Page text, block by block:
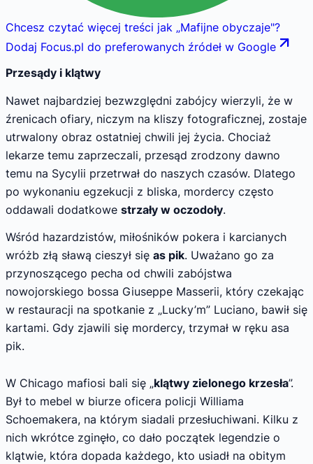
Chcesz czytać więcej treści jak „Mafijne obyczaje"?
Dodaj Focus.pl do preferowanych źródeł w Google
Przesądy i klątwy
Nawet najbardziej bezwzględni zabójcy wierzyli, że w
źrenicach ofiary, niczym na kliszy fotograficznej, zostaje
utrwalony obraz ostatniej chwili jej życia. Chociaż
lekarze temu zaprzeczali, przesąd zrodzony dawno
temu na Sycylii przetrwał do naszych czasów. Dlatego
po wykonaniu egzekucji z bliska, mordercy często
oddawali dodatkowe strzały w oczodoły.
Wśród hazardzistów, miłośników pokera i karcianych
wróżb złą sławą cieszył się as pik. Uważano go za
przynoszącego pecha od chwili zabójstwa
nowojorskiego bossa Giuseppe Masserii, który czekając
w restauracji na spotkanie z „Lucky’m” Luciano, bawił się
kartami. Gdy zjawili się mordercy, trzymał w ręku asa
pik.
W Chicago mafiosi bali się „klątwy zielonego krzesła”.
Był to mebel w biurze oficera policji Williama
Schoemakera, na którym siadali przesłuchiwani. Kilku z
nich wkrótce zginęło, co dało początek legendzie o
klątwie, która dopada każdego, kto usiadł na obitym